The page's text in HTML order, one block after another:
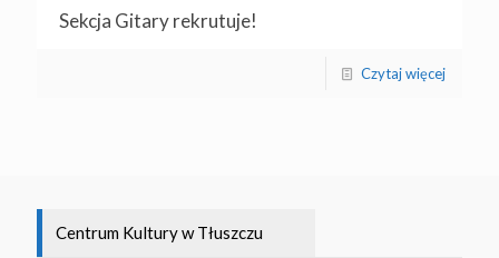
Sekcja Gitary rekrutuje!
Czytaj więcej
Centrum Kultury w Tłuszczu